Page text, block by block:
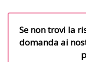
Se non trovi la
domanda ai